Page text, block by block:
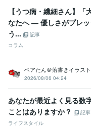
受賞歴
訪問看護師のキャリアイ
看護師のキャリアインタビ
呼吸療法認定士 取得年 :
ビジネス・クリエイテ
Excel:10年Numbers:2年
Google ドキュメント:2年
WordPress:1年
【うつ病・繊細さん】
なたへ ― 優しさがプレッ
う...
記事
コラム
ベアたん＠落書きイラス
2026/08/06 04:24
あなたが最近よく見る数
ことはありますか？
記事
ライフスタイル